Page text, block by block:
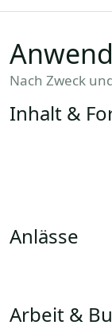
Nach Zweck
Inhalt &
Abenteuer
Für Videos
Anlässe
Für Ehrungen
Kirchenlieder
Arbeit &
Arbeitsmusik